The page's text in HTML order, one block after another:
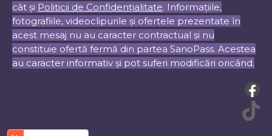
cât și Politicii de Confidențialitate. Informațiile,
fotografiile, videoclipurile și ofertele prezentate în
acest mesaj nu au caracter contractual și nu
constituie ofertă fermă din partea SanoPass. Acestea
au caracter informativ și pot suferi modificări oricând.